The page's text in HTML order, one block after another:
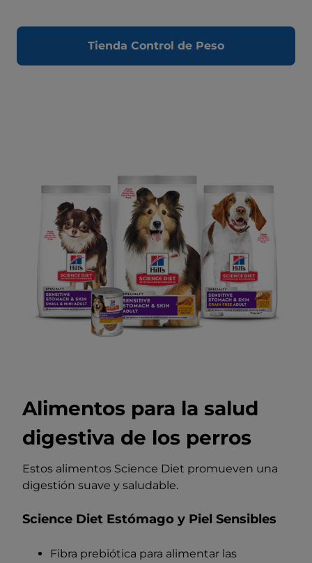
Tienda Control de Peso
Alimentos para la salud
digestiva de los perros
Estos alimentos Science Diet promueven una
digestión suave y saludable.
Science Diet Estómago y Piel Sensibles
Fibra prebiótica para alimentar las